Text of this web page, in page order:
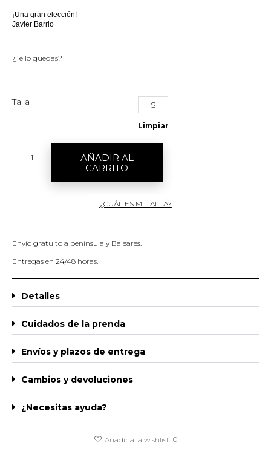
¡Una gran elección!
Javier Barrio
¿Te lo quedas?
Talla S
Limpiar
AÑADIR AL
CARRITO
¿CUÁL ES MI TALLA?
Envío gratuito a península y Baleares.
Entregas en 24/48 horas.
Detalles
Cuidados de la prenda
Envíos y plazos de entrega
Cambios y devoluciones
¿Necesitas ayuda?
Añadir a la wishlist 0